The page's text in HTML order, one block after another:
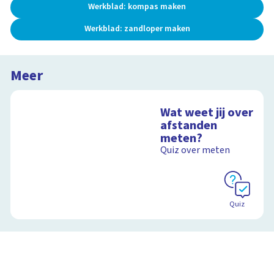
Werkblad: kompas maken
Werkblad: zandloper maken
Meer
Wat weet jij over
afstanden
meten?
Quiz over meten
Quiz